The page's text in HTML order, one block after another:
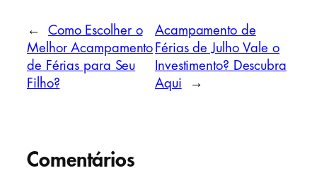
←
Como Escolher o
Melhor Acampamento
de Férias para Seu
Filho?
Acampamento de
Férias de Julho Vale o
Investimento? Descubra
Aqui
→
Comentários